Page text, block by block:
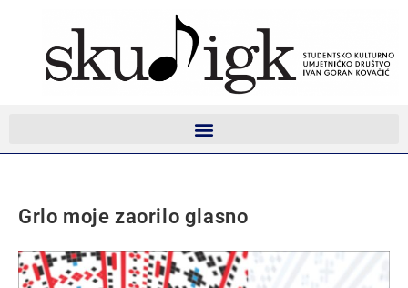
Grlo moje zaorilo glasno